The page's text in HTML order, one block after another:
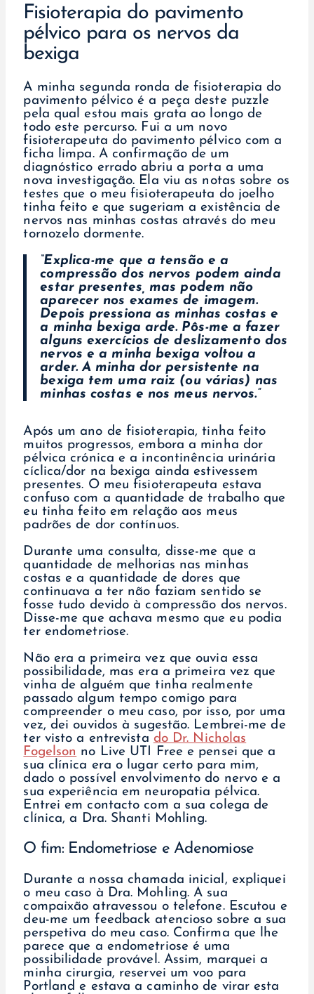
Fisioterapia do pavimento
pélvico para os nervos da
bexiga
A minha segunda ronda de fisioterapia do
pavimento pélvico é a peça deste puzzle
pela qual estou mais grata ao longo de
todo este percurso. Fui a um novo
fisioterapeuta do pavimento pélvico com a
ficha limpa. A confirmação de um
diagnóstico errado abriu a porta a uma
nova investigação. Ela viu as notas sobre os
testes que o meu fisioterapeuta do joelho
tinha feito e que sugeriam a existência de
nervos nas minhas costas através do meu
tornozelo dormente.
“Explica-me que a tensão e a
compressão dos nervos podem ainda
estar presentes, mas podem não
aparecer nos exames de imagem.
Depois pressiona as minhas costas e
a minha bexiga arde. Pôs-me a fazer
alguns exercícios de deslizamento dos
nervos e a minha bexiga voltou a
arder. A minha dor persistente na
bexiga tem uma raiz (ou várias) nas
minhas costas e nos meus nervos.”
Após um ano de fisioterapia, tinha feito
muitos progressos, embora a minha dor
pélvica crónica e a incontinência urinária
cíclica/dor na bexiga ainda estivessem
presentes. O meu fisioterapeuta estava
confuso com a quantidade de trabalho que
eu tinha feito em relação aos meus
padrões de dor contínuos.
Durante uma consulta, disse-me que a
quantidade de melhorias nas minhas
costas e a quantidade de dores que
continuava a ter não faziam sentido se
fosse tudo devido à compressão dos nervos.
Disse-me que achava mesmo que eu podia
ter endometriose.
Não era a primeira vez que ouvia essa
possibilidade, mas era a primeira vez que
vinha de alguém que tinha realmente
passado algum tempo comigo para
compreender o meu caso, por isso, por uma
vez, dei ouvidos à sugestão. Lembrei-me de
ter visto a entrevista do Dr. Nicholas
Fogelson no Live UTI Free e pensei que a
sua clínica era o lugar certo para mim,
dado o possível envolvimento do nervo e a
sua experiência em neuropatia pélvica.
Entrei em contacto com a sua colega de
clínica, a Dra. Shanti Mohling.
O fim: Endometriose e Adenomiose
Durante a nossa chamada inicial, expliquei
o meu caso à Dra. Mohling. A sua
compaixão atravessou o telefone. Escutou e
deu-me um feedback atencioso sobre a sua
perspetiva do meu caso. Confirma que lhe
parece que a endometriose é uma
possibilidade provável. Assim, marquei a
minha cirurgia, reservei um voo para
Portland e estava a caminho de virar esta